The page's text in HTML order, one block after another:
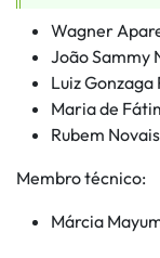
Wagner
João Sammy
Luiz
Maria de
Rubem
Membro técnico:
Márcia